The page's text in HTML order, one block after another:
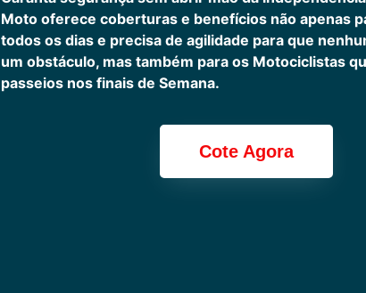
Moto oferece coberturas e benefícios não apenas
todos os dias e precisa de agilidade para que
um obstáculo, mas também para os Motociclistas
passeios nos finais de Semana.
Cote Agora